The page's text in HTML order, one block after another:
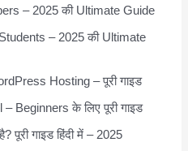
– 2025 की Ultimate Guide
– 2025 की Ultimate
Hosting – पूरी गाइड
Beginners के लिए पूरी गाइड
पूरी गाइड हिंदी में – 2025